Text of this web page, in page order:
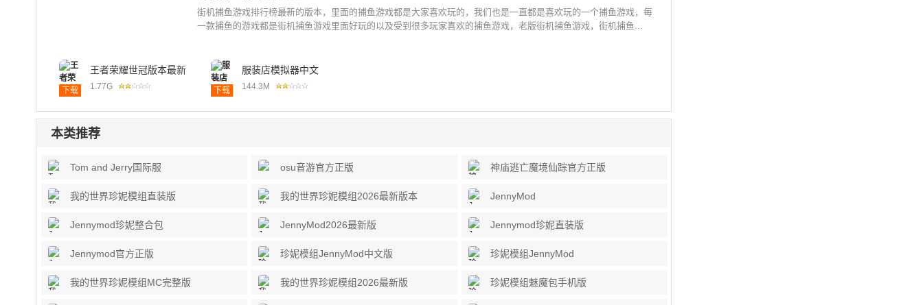
街机捕鱼游戏排行榜最新的版本，里面的捕鱼游戏都是大家喜欢玩的，我们也是一直都是喜欢玩的一个捕鱼游戏，每
一款捕鱼的游戏都是街机捕鱼游戏里面好玩的以及受到很多玩家喜欢的捕鱼游戏，老版街机捕鱼游戏，街机捕鱼...
下载
王者荣耀世冠版本最新
版2024
1.77G 下载
服装店模拟器中文
2024最新安装手机版
144.3M
本类推荐
Tom and Jerry国际服 osu音游官方正版 神庙逃亡魔境仙踪官方正版
我的世界珍妮模组直装版 我的世界珍妮模组2026最新版本 JennyMod
Jennymod珍妮整合包 JennyMod2026最新版 Jennymod珍妮直装版
Jennymod官方正版 珍妮模组JennyMod中文版 珍妮模组JennyMod
我的世界珍妮模组MC完整版 我的世界珍妮模组2026最新版 珍妮模组魅魔包手机版